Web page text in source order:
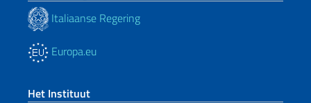
Italiaanse Regering
Europa.eu
Het Instituut